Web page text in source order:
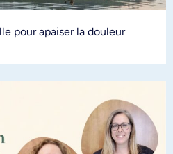
pour apaiser la douleur